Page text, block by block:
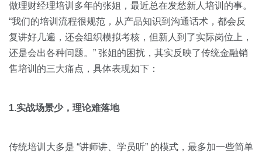
做理财经理培训多年的张姐，最近总在发愁新人培训的事。
“我们的培训流程很规范，从产品知识到沟通话术，都会反
复讲好几遍，还会组织模拟考核，但新人到了实际岗位上，
还是会出各种问题。” 张姐的困扰，其实反映了传统金融销
售培训的三大痛点，具体表现如下：
1.实战场景少，理论难落地
传统培训大多是 “讲师讲、学员听” 的模式，最多加一些简单